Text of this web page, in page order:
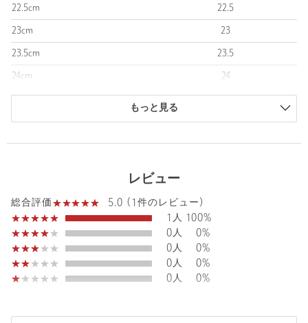
BLACK：WARISTX4（メーカーカラー名：BLACK）
Width：D
ウィメンズモデル
1906年に誕生してから、常により良いフィット性を追求している
＜New Balance＞。
それはどんなに優れた機能を備えていても、フィットしなければ
【注意事項】
※画像の商品はサンプルです。
※商品に「取り扱い上の注意書き」、「洗濯表示」がございます
場合は、使用前に必ずご確認ください。
22.5cm 22.5
23cm 23
23.5cm 23.5
24cm 24
25cm 25
商品は、独自の採寸方法により採寸されています。
もっと見る
レビュー
総合評価
5.0 (1件のレビュー)
1人 100%
0人
0%
0人
0%
0人
0%
0人
0%